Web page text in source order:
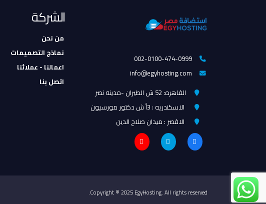
002-0100-474-0999
info@egyhosting.com
القاهره: 52 ش الطيران -مدينه نصر
الاسكندريه : 3أ ش دكتور مورسيون
الاقصر : ميدان صلاح الدين
الشركة
من نحن
نماذج التصميمات
اعمالنا - عملائنا
اتصل بنا
Copyright © 2025 EgyHosting. All rights reserved.